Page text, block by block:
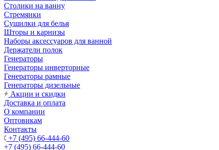
Столики на ванну
Стремянки
Сушилки для белья
Шторы и карнизы
Наборы аксессуаров для ванной
Держатели полок
Генераторы
Генераторы инверторные
Генераторы рамные
Генераторы дизельные
Акции и скидки
Доставка и оплата
О компании
Оптовикам
Контакты
+7 (495) 66-444-60
+7 (495) 66-444-60